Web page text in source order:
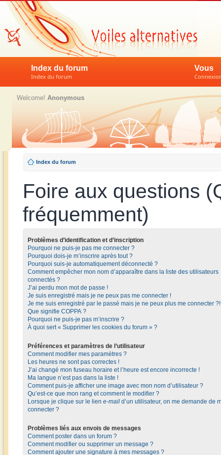
Index du forum
Index du forum
Vous
Welcome! Anonymous
Index du forum
Foire aux questions
fréquemment)
Problèmes d’identification et d’inscription
Pourquoi ne puis-je pas me connecter ?
Pourquoi dois-je m’inscrire après tout ?
Pourquoi suis-je automatiquement déconnecté ?
Comment empêcher mon nom d’apparaître dans la liste des utilisateurs
connectés ?
J’ai perdu mon mot de passe !
Je suis enregistré mais je ne peux pas me connecter !
Je me suis enregistré par le passé mais je ne peux plus me connecter ?!
Que signifie COPPA ?
Pourquoi ne puis-je pas m’inscrire ?
À quoi sert « Supprimer les cookies du forum » ?
Préférences et paramètres de l’utilisateur
Comment modifier mes paramètres ?
Les heures ne sont pas correctes !
J’ai changé mon fuseau horaire et l’heure est encore incorrecte !
Ma langue n’est pas dans la liste !
Comment puis-je afficher une image avec mon nom d’utilisateur ?
Qu’est-ce que mon rang et comment le modifier ?
Lorsque je clique sur le lien e-mail d’un utilisateur, on me demande de
connecter ?
Problèmes liés aux envois de messages
Comment poster dans un forum ?
Comment modifier ou supprimer un message ?
Comment ajouter une signature à mes messages ?